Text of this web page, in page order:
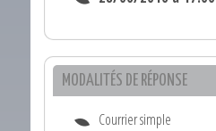
MODALITÉS DE RÉPONSE
Courrier simple